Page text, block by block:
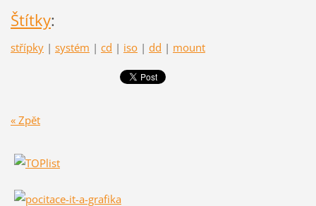
Štítky:
střípky | systém | cd | iso | dd | mount
« Zpět